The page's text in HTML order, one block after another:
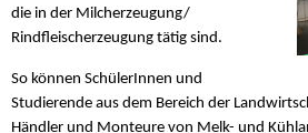
die in der Milcherzeugung/
Rindfleischerzeugung tätig sind.
So können SchülerInnen und
Studierende aus dem Bereich der
Händler und Monteure von Melk- und